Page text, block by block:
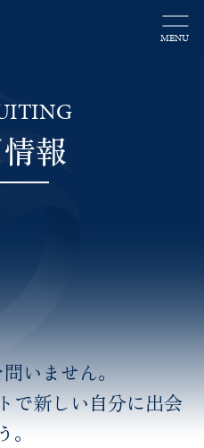
いません。
で新しい自分に出会
。